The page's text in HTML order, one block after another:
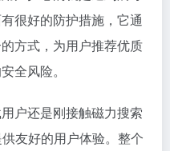
很好的防护措施，它通
方式，为用户推荐优质
全风险。
户还是刚接触磁力搜索
友好的用户体验。整个